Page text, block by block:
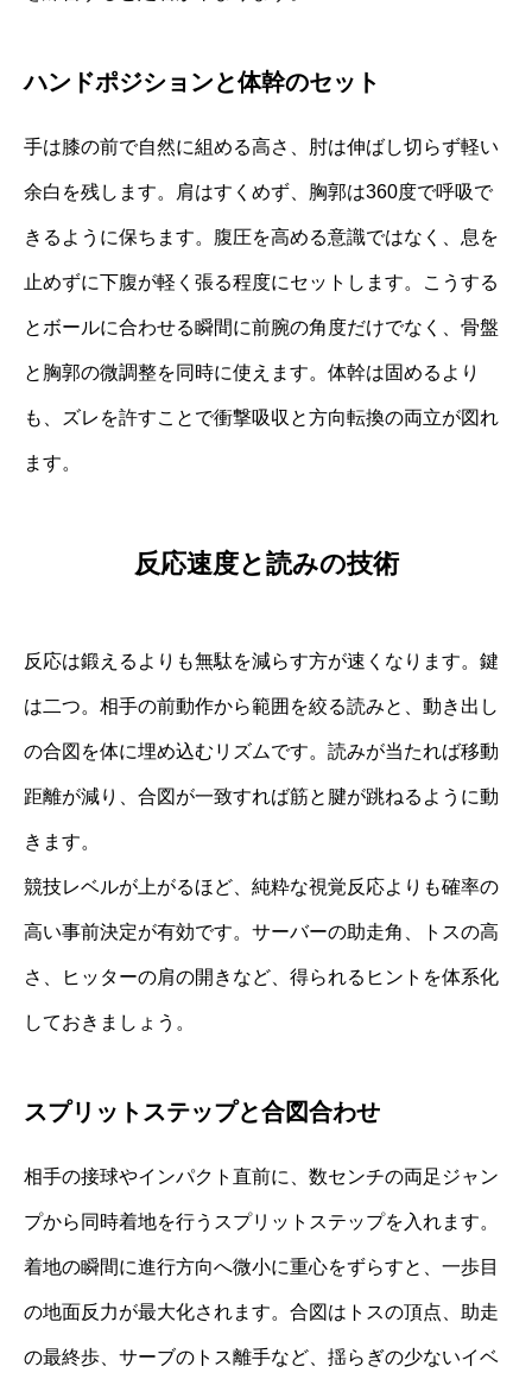
ハンドポジションと体幹のセット
手は膝の前で自然に組める高さ、肘は伸ばし切らず軽い
余白を残します。肩はすくめず、胸郭は360度で呼吸で
きるように保ちます。腹圧を高める意識ではなく、息を
止めずに下腹が軽く張る程度にセットします。こうする
とボールに合わせる瞬間に前腕の角度だけでなく、骨盤
と胸郭の微調整を同時に使えます。体幹は固めるより
も、ズレを許すことで衝撃吸収と方向転換の両立が図れ
ます。
反応速度と読みの技術
反応は鍛えるよりも無駄を減らす方が速くなります。鍵
は二つ。相手の前動作から範囲を絞る読みと、動き出し
の合図を体に埋め込むリズムです。読みが当たれば移動
距離が減り、合図が一致すれば筋と腱が跳ねるように動
きます。
競技レベルが上がるほど、純粋な視覚反応よりも確率の
高い事前決定が有効です。サーバーの助走角、トスの高
さ、ヒッターの肩の開きなど、得られるヒントを体系化
しておきましょう。
スプリットステップと合図合わせ
相手の接球やインパクト直前に、数センチの両足ジャン
プから同時着地を行うスプリットステップを入れます。
着地の瞬間に進行方向へ微小に重心をずらすと、一歩目
の地面反力が最大化されます。合図はトスの頂点、助走
の最終歩、サーブのトス離手など、揺らぎの少ないイベ